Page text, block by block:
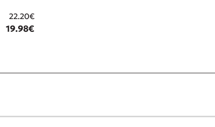
22.20€
19.98€